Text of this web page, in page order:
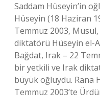
Saddam Hüseyin’in
Hüseyin (18 Haziran
Temmuz 2003,
diktatörü Hüseyin el-
Bağdat, Irak – 22
bir yetkili ve Irak
büyük oğluydu. Rana
Temmuz 2003’te